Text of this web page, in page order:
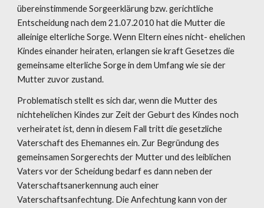
übereinstimmende Sorgeerklärung bzw. gerichtliche
Entscheidung nach dem 21.07.2010 hat die Mutter die
alleinige elterliche Sorge. Wenn Eltern eines nicht- ehelichen
Kindes einander heiraten, erlangen sie kraft Gesetzes die
gemeinsame elterliche Sorge in dem Umfang wie sie der
Mutter zuvor zustand.
Problematisch stellt es sich dar, wenn die Mutter des
nichtehelichen Kindes zur Zeit der Geburt des Kindes noch
verheiratet ist, denn in diesem Fall tritt die gesetzliche
Vaterschaft des Ehemannes ein. Zur Begründung des
gemeinsamen Sorgerechts der Mutter und des leiblichen
Vaters vor der Scheidung bedarf es dann neben der
Vaterschaftsanerkennung auch einer
Vaterschaftsanfechtung. Die Anfechtung kann von der